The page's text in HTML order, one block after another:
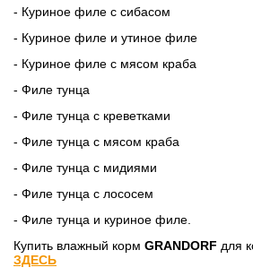
- Куриное филе с сибасом
- Куриное филе и утиное филе
- Куриное филе с мясом краба
- Филе тунца
- Филе тунца с креветками
- Филе тунца с мясом краба
- Филе тунца с мидиями
- Филе тунца с лососем
- Филе тунца и куриное филе.
Купить влажный корм GRANDORF для
ЗДЕСЬ